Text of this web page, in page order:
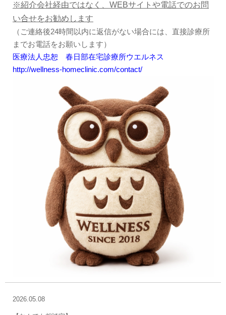
※紹介会社経由ではなく、WEBサイトや電話でのお問
い合せをお勧めします
（ご連絡後24時間以内に返信がない場合には、直接診療所
までお電話をお願いします）
医療法人忠恕 春日部在宅診療所ウエルネス
http://wellness-homeclinic.com/contact/
2026.05.08